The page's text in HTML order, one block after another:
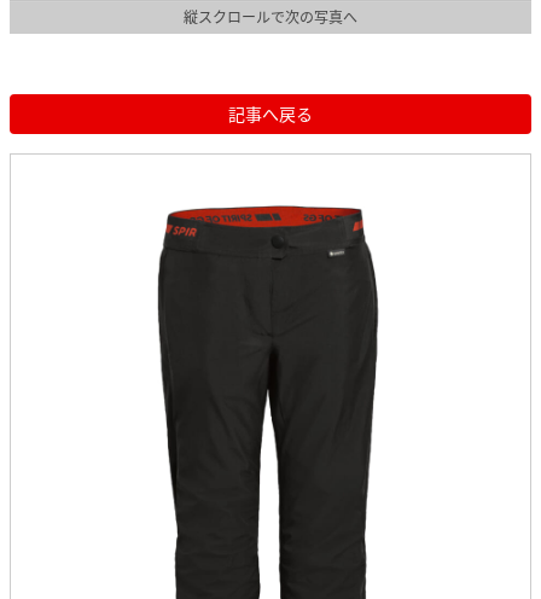
縦スクロールで次の写真へ
記事へ戻る